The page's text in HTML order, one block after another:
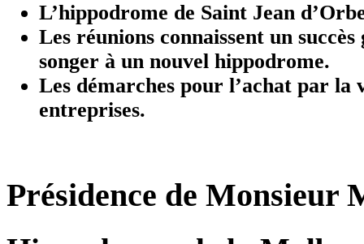
L’hippodrome de Saint Jean
Les réunions connaissent un
songer à un nouvel hippodrome.
Les démarches pour l’achat par
entreprises.
Présidence de Monsieur